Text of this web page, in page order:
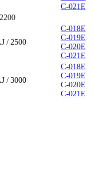
C-021E
/ 2500
C-018E
C-019E
C-020E
C-021E
/ 3000
C-018E
C-019E
C-020E
C-021E